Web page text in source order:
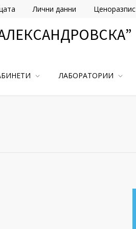
Ценоразпис
Лични данни
ЛАБОРАТОРИИ